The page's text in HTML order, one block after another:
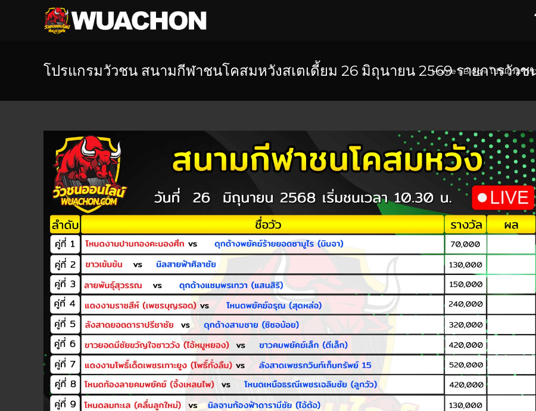
โปรแกรมวัวชน สนามกีฬาชนโคสมหวังสเตเดี้ยม 26 มิถุนายน 2569 รายการวัวช
Home»Blog»โปรแกรมวัว